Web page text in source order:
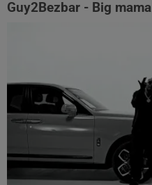
Guy2Bezbar - Big mama